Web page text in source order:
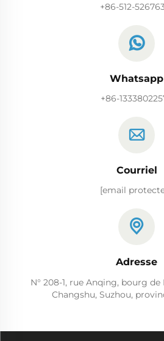
+86-512-
Whatsapp
+86-
Courriel
[email
Adresse
N° 208-1, rue Anqing, bourg
Changshu, Suzhou,